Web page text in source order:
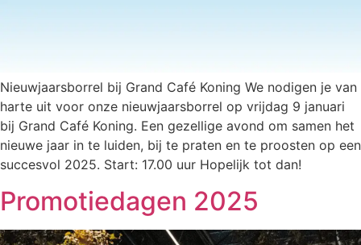
Nieuwjaarsborrel bij Grand Café Koning We nodigen je van
harte uit voor onze nieuwjaarsborrel op vrijdag 9 januari
bij Grand Café Koning. Een gezellige avond om samen het
nieuwe jaar in te luiden, bij te praten en te proosten op een
succesvol 2025. Start: 17.00 uur Hopelijk tot dan!
Promotiedagen 2025